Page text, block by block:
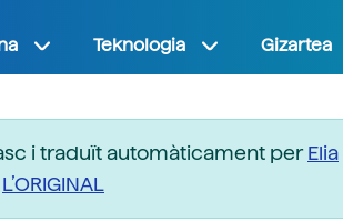
Teknologia Gizartea
i traduït automàticament perElia
L’ORIGINAL